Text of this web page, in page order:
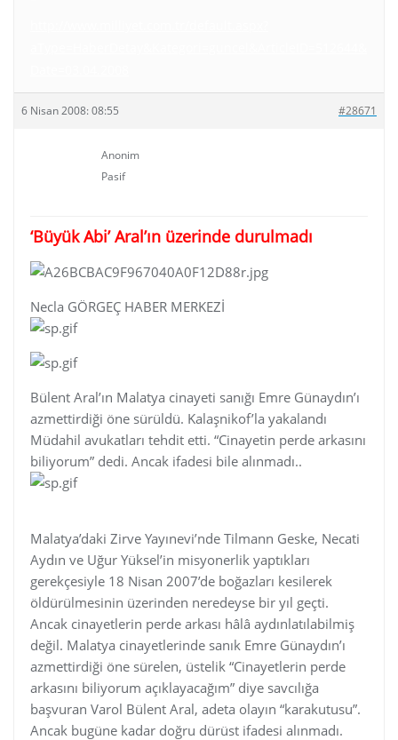
6 Nisan 2008: 08:55 #28671
Anonim
Pasif
‘Büyük Abi’ Aral’ın üzerinde durulmadı
Necla GÖRGEÇ HABER MERKEZİ
Bülent Aral’ın Malatya cinayeti sanığı Emre Günaydın’ı
azmettirdiği öne sürüldü. Kalaşnikof’la yakalandı
Müdahil avukatları tehdit etti. “Cinayetin perde arkasını
biliyorum” dedi. Ancak ifadesi bile alınmadı..
Malatya’daki Zirve Yayınevi’nde Tilmann Geske, Necati
Aydın ve Uğur Yüksel’in misyonerlik yaptıkları
gerekçesiyle 18 Nisan 2007’de boğazları kesilerek
öldürülmesinin üzerinden neredeyse bir yıl geçti.
Ancak cinayetlerin perde arkası hâlâ aydınlatılabilmiş
değil. Malatya cinayetlerinde sanık Emre Günaydın’ı
azmettirdiği öne sürelen, üstelik “Cinayetlerin perde
arkasını biliyorum açıklayacağım” diye savcılığa
başvuran Varol Bülent Aral, adeta olayın “karakutusu”.
Ancak bugüne kadar doğru dürüst ifadesi alınmadı.